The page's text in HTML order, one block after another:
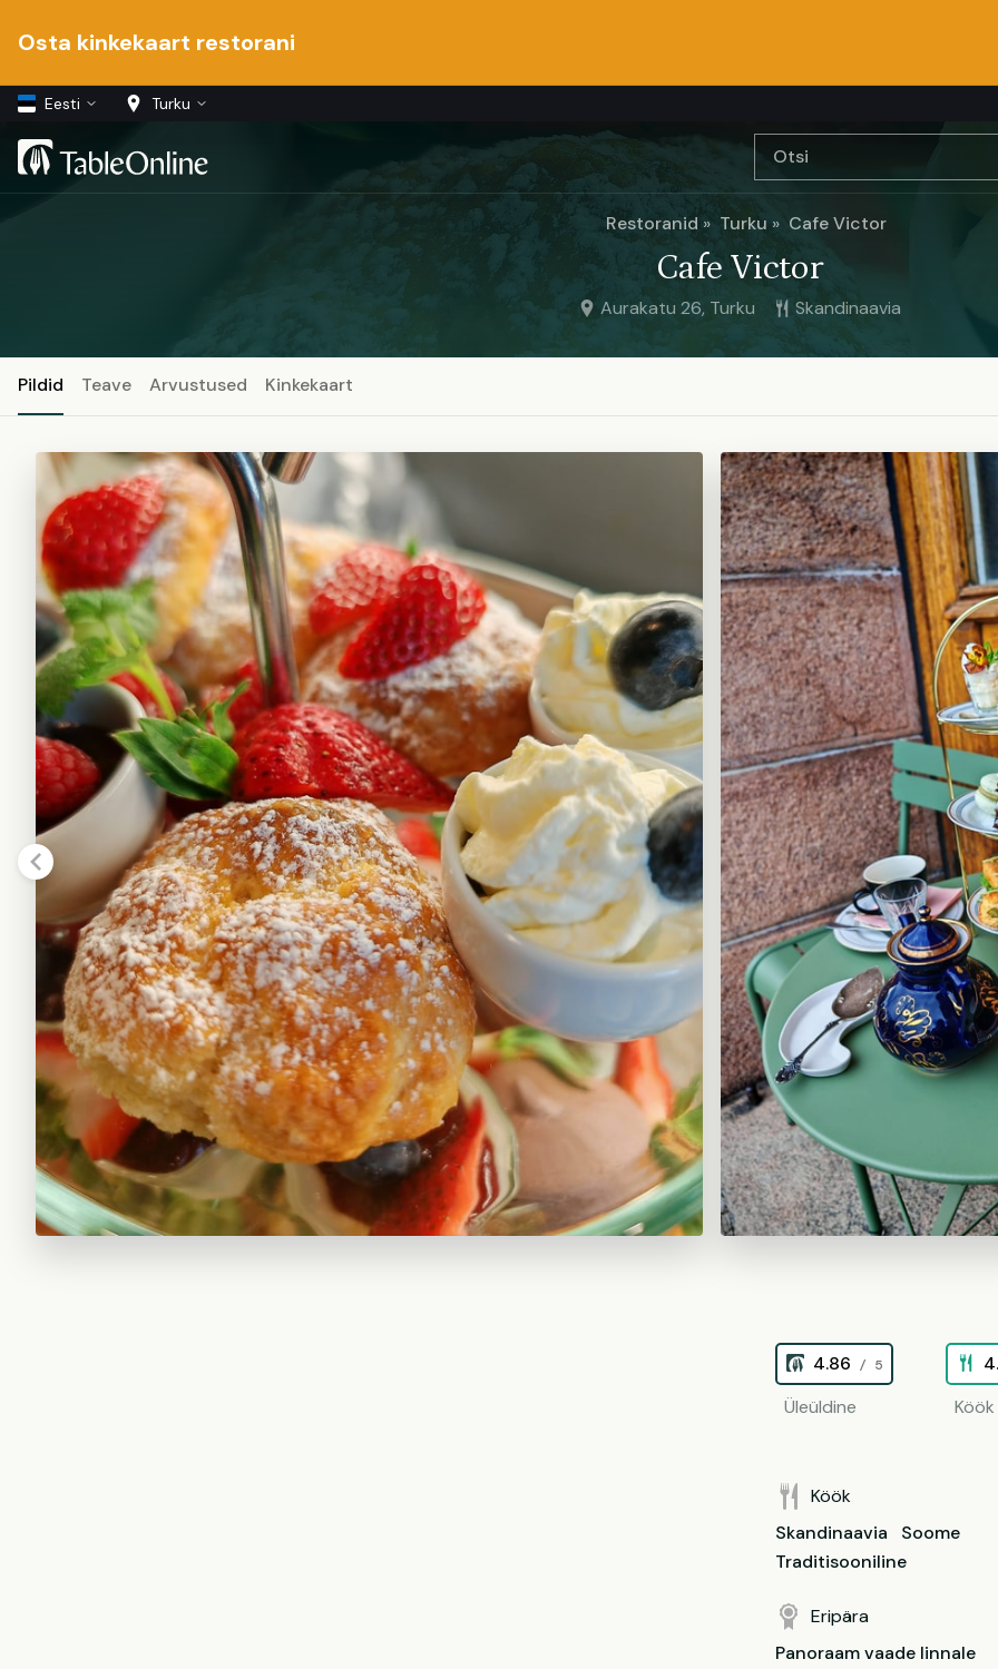
Osta kinkekaart restorani
Eesti Turku
Restoranid Turku Cafe Victor
Cafe Victor
Aurakatu 26, Turku Skandinaavia
Pildid Teave Arvustused Kinkekaart
4.86 / 5
Üleüldine Köök
Köök
Skandinaavia
Soome
Traditisooniline
Eripära
Panoraam vaade linnale